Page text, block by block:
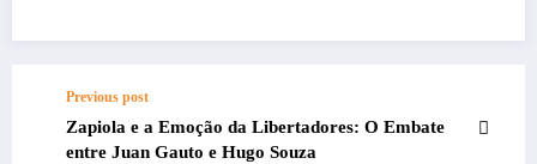
Previous post
Zapiola e a Emoção da Libertadores: O Embate
entre Juan Gauto e Hugo Souza